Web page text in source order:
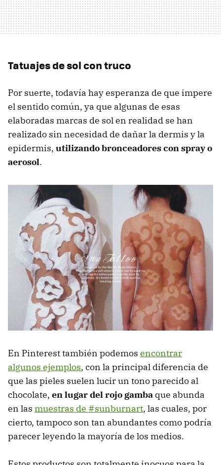
Tatuajes de sol con truco
Por suerte, todavía hay esperanza de que impere
el sentido común, ya que algunas de esas
elaboradas marcas de sol en realidad se han
realizado sin necesidad de dañar la dermis y la
epidermis, utilizando bronceadores con spray o
aerosol.
En Pinterest también podemos encontrar
algunos ejemplos, con la principal diferencia de
que las pieles suelen lucir un tono parecido al
chocolate, en lugar del rojo gamba que abunda
en las muestras de #sunburnart, las cuales, por
cierto, tampoco son tan abundantes como podría
parecer leyendo la mayoría de los medios.